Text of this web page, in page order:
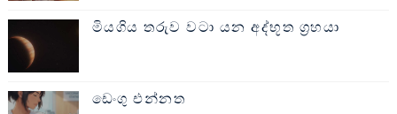
මියගිය තරුව වටා යන අද්භූත ග්‍රහයා
ඩෙංගු එන්නත